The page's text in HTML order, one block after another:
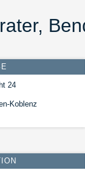
24
Koblenz